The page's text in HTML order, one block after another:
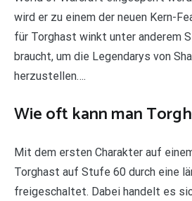
wird er zu einem der neuen Kern-
für Torghast winkt unter anderem
braucht, um die Legendarys von
herzustellen….
Wie oft kann man
Mit dem ersten Charakter auf
Torghast auf Stufe 60 durch eine
freigeschaltet. Dabei handelt es